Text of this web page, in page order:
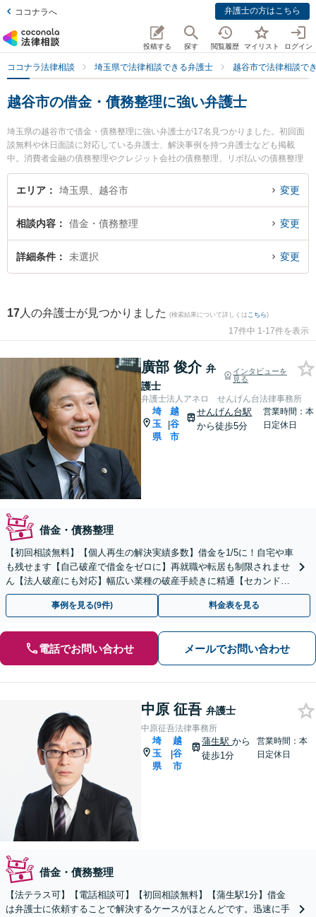
ココナラへ 弁護士の方はこちら
投稿する 探す 閲覧履歴 マイリスト ログイン
ココナラ法律相談 埼玉県で法律相談できる弁護士 越谷市で法律相談で
越谷市の借金・債務整理に強い弁護士
埼玉県の越谷市で借金・債務整理に強い弁護士が17名見つかりました。初回面
談無料や休日面談に対応している弁護士、解決事例を持つ弁護士なども掲載
中。消費者金融の債務整理やクレジット会社の債務整理、リボ払いの債務整理
等の細かな分野での絞り込み検索もでき便利です。特に弁護士法人アネロ せ
んげん台法律事務所の廣部 俊介弁護士や中原征吾法律事務所の中原 征吾弁護
ラブルを今すぐに弁護士に相談したい』『借金・債務整理のトラブル解決の実
績豊富な近くの弁護士を検索したい』『初回相談無料で借金・債務整理を法律
相談できる越谷市内の弁護士に相談予約したい』などでお困りの相談者さんに
エリア 埼玉県、越谷市 変更
相談内容 借金・債務整理 変更
詳細条件 未選択 変更
17 人の弁護士が見つかりました (検索結果について詳しくは こちら)
17件中 1-17件を表示
廣部 俊介 弁
護士
インタビューを
見る
弁護士法人アネロ せんげん台法律事務所
埼
玉
県
|
越
谷
市
せんげん台駅
から徒歩5分
営業時間：本
日定休日
借金・債務整理
【初回相談無料】【個人再生の解決実績多数】借金を1/5に！自宅や車
も残せます【自己破産で借金をゼロに】再就職や転居も制限されませ
ん【法人破産にも対応】幅広い業種の破産手続きに精通【セカンドオ
ピニオン可】【せんげん台駅徒歩5分】
事例を見る(9件) 料金表を見る
電話でお問い合わせ メールでお問い合わせ
中原 征吾 弁護士
中原征吾法律事務所
埼
玉
県
|
越
谷
市
蒲生駅から
徒歩1分
営業時間：本
日定休日
借金・債務整理
【法テラス可】【電話相談可】【初回相談無料】【蒲生駅1分】借金
は弁護士に依頼することで解決するケースがほとんどです。迅速に手